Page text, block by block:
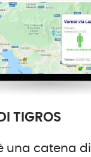
TIGROS
una catena di